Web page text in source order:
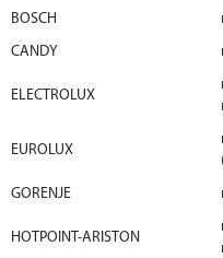
BOSCH
CANDY
ELECTROLUX
EUROLUX
GORENJE
НOTPOINT-ARISTON